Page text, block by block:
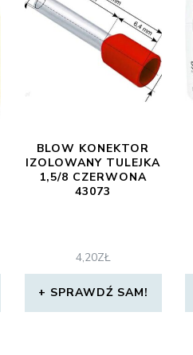
BLOW KONEKTOR
IZOLOWANY TULEJKA
1,5/8 CZERWONA
43073
4,20ZŁ
SPRAWDŹ SAM!